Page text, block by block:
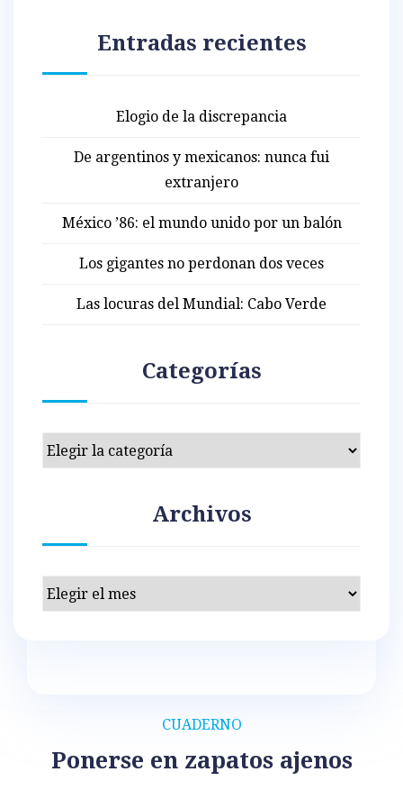
CUADERNO
Ponerse en zapatos ajenos
Entradas recientes
Elogio de la discrepancia
De argentinos y mexicanos: nunca fui
extranjero
México ’86: el mundo unido por un balón
Los gigantes no perdonan dos veces
Las locuras del Mundial: Cabo Verde
Categorías
Categorías
Archivos
Archivos